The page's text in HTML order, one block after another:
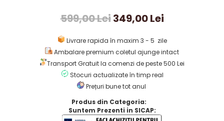
599,00 Lei349,00 Lei
Livrare rapida în maxim 3 - 5 zile
Ambalare premium coletul ajunge intact
Transport Gratuit la comenzi de peste 500 Lei
Stocuri actualizate în timp real
Prețuri bune tot anul
Produs din Categoria:
Suntem Prezenti in SICAP: